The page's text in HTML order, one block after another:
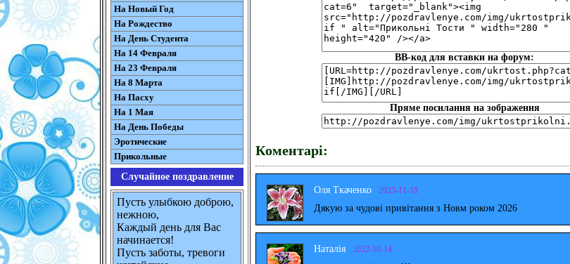
На Новый Год
На Рождество
На День Студента
На 14 Февраля
На 23 Февраля
На 8 Марта
На Пасху
На 1 Мая
На День Победы
Эротические
Прикольные
Случайное поздравление
Пусть улыбкою доброю,
нежною,
Каждый день для Вас
начинается!
Пусть заботы, тревоги
BB-код для вставки на форум:
Пряме посилання на зображення
Коментарі:
Оля Ткаченко 2023-11-18
Дякую за чудові привітання з Новм роком 2026
Наталія 2022-10-14